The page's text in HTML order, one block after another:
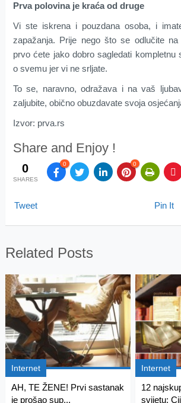
Prva polovina je kraća od druge
Vi ste iskrena i pouzdana osoba, i
zapažanja. Prije nego što se odlučite
prvo ćete jako dobro sagledati kompletnu
o svemu jer vi ne srljate.
To se, naravno, odražava i na vaš
zaljubite, obično obuzdavate svoja
Izvor: prva.rs
Share and Enjoy !
0
SHARES
0 0
Tweet Pin It
Related Posts
Internet
AH, TE ŽENE! Prvi sastanak
je prošao sup...
Internet
12
svijetu: